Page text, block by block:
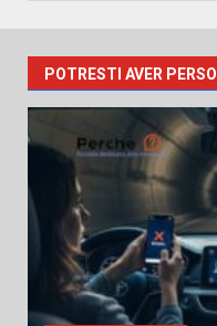
POTRESTI AVER PERSO